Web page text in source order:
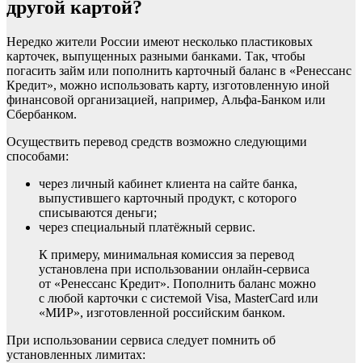
другой картой?
Нередко жители России имеют несколько пластиковых
карточек, выпущенных разными банками. Так, чтобы
погасить займ или пополнить карточный баланс в «Ренессанс
Кредит», можно использовать карту, изготовленную иной
финансовой организацией, например, Альфа-Банком или
Сбербанком.
Осуществить перевод средств возможно следующими
способами:
через личный кабинет клиента на сайте банка,
выпустившего карточный продукт, с которого
списываются деньги;
через специальный платёжный сервис.
К примеру, минимальная комиссия за перевод
установлена при использовании онлайн-сервиса
от «Ренессанс Кредит». Пополнить баланс можно
с любой карточки с системой Visa, MasterCard или
«МИР», изготовленной российским банком.
При использовании сервиса следует помнить об
установленных лимитах: